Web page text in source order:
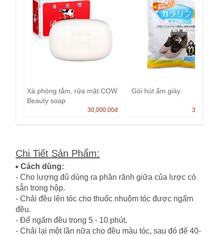
Xà phòng tắm, rửa mặt COW
Beauty soap
30,000.00đ
Gói hút ẩm giày
30,000.00
Chi Tiết Sản Phẩm:
Cách dùng:
- Cho lượng đủ dùng ra phần rãnh giữa của lược có
sẵn trong hộp.
- Chải đều lên tóc cho thuốc nhuộm tóc được ngấm
đều.
- Để ngấm đều trong 5 - 10 phút.
- Chải lại một lần nữa cho đều màu tóc, sau đó để 40-